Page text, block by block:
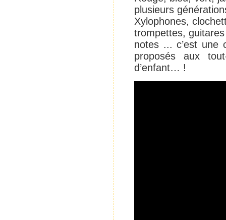
plusieurs
Xylophones,
trompettes,
notes ... c’est une
proposés aux
d’enfant… !